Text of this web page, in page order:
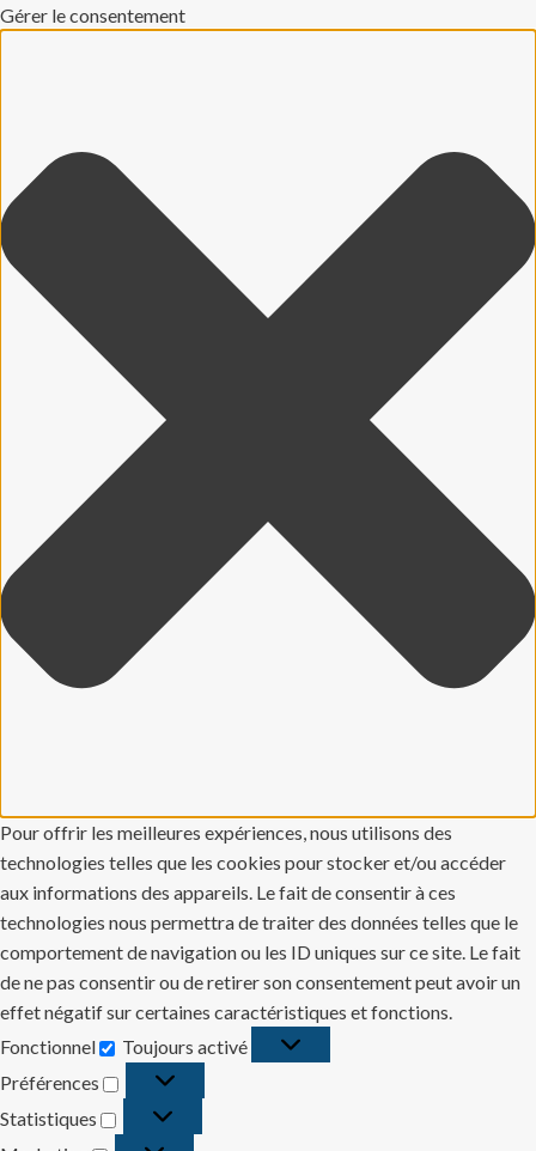
Gérer le consentement
Pour offrir les meilleures expériences, nous utilisons des
technologies telles que les cookies pour stocker et/ou accéder
aux informations des appareils. Le fait de consentir à ces
technologies nous permettra de traiter des données telles que le
comportement de navigation ou les ID uniques sur ce site. Le fait
de ne pas consentir ou de retirer son consentement peut avoir un
effet négatif sur certaines caractéristiques et fonctions.
Fonctionnel
Fonctionnel
Toujours activé
Préférences
Préférences
Statistiques
Statistiques